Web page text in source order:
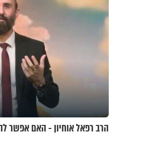
הרב רפאל אוחיון - האם אפשר